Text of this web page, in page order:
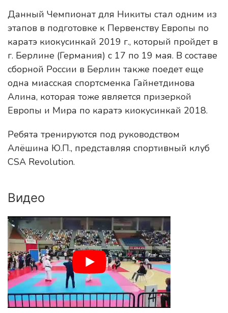
Данный Чемпионат для Никиты стал одним из
этапов в подготовке к Первенству Европы по
каратэ киокусинкай 2019 г., который пройдет в
г. Берлине (Германия) с 17 по 19 мая. В составе
сборной России в Берлин также поедет еще
одна миасская спортсменка Гайнетдинова
Алина, которая тоже является призеркой
Европы и Мира по каратэ киокусинкай 2018.
Ребята тренируются под руководством
Алёшина Ю.П., представляя спортивный клуб
CSA Revolution.
Видео